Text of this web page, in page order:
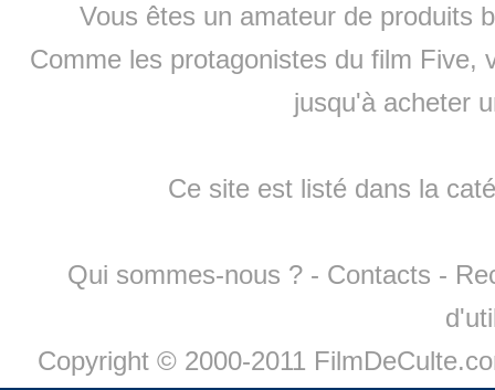
Vous êtes un amateur de produits
Comme les protagonistes du film Five,
jusqu'à acheter
Ce site est listé dans la
Qui sommes-nous ? - Contacts -
Copyright © 2000-2011